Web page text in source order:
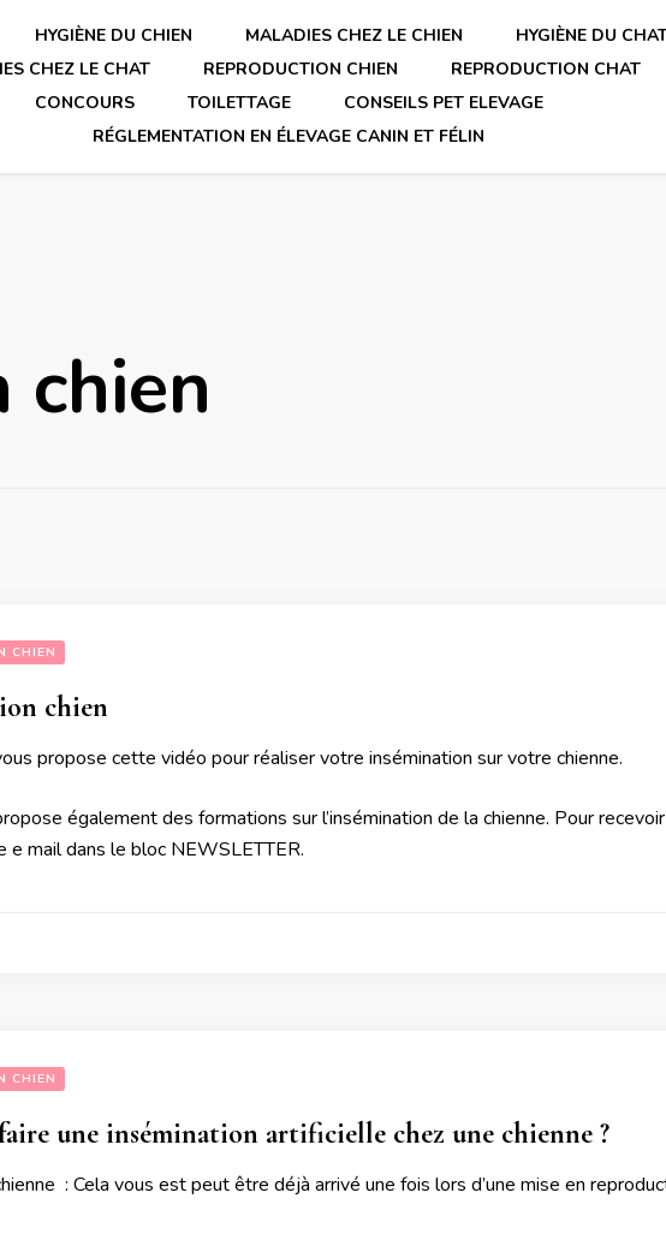
HYGIÈNE DU CHIEN MALADIES CHEZ LE CHIEN
HYGIÈNE DU
CHEZ LE CHAT
REPRODUCTION CHIEN
REPRODUCTION CHAT
CONCOURS
TOILETTAGE
CONSEILS PET ELEVAGE
RÉGLEMENTATION EN ÉLEVAGE CANIN ET FÉLIN
chien
CHIEN
chien
propose cette vidéo pour réaliser votre insémination sur votre chienne.
également des formations sur l’insémination de la chienne. Pour
e mail dans le bloc NEWSLETTER.
CHIEN
une insémination artificielle chez une chienne ?
: Cela vous est peut être déjà arrivé une fois lors d’une mise en